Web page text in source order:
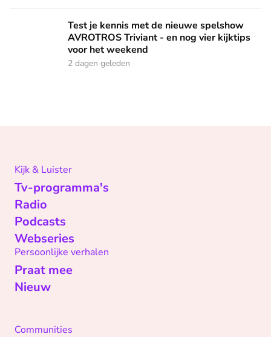
Test je kennis met de nieuwe spelshow AVROTROS
Test je kennis met de nieuwe spelshow
AVROTROS Triviant - en nog vier kijktips
voor het weekend
2 dagen geleden
Kijk & Luister
Tv-programma's
Radio
Podcasts
Webseries
Persoonlijke verhalen
Praat mee
Nieuw
Communities